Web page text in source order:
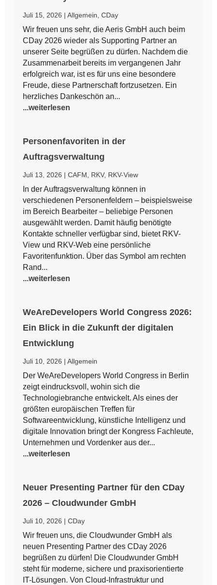
Juli 15, 2026 |Allgemein ,CDay
Wir freuen uns sehr, die Aeris GmbH auch beim
CDay 2026 wieder als Supporting Partner an
unserer Seite begrüßen zu dürfen. Nachdem die
Zusammenarbeit bereits im vergangenen Jahr
erfolgreich war, ist es für uns eine besondere
Freude, diese Partnerschaft fortzusetzen. Ein
herzliches Dankeschön an...
...weiterlesen
Personenfavoriten in der
Auftragsverwaltung
Juli 13, 2026 |CAFM RKV, RKV-View
In der Auftragsverwaltung können in
verschiedenen Personenfeldern – beispielsweise
im Bereich Bearbeiter – beliebige Personen
ausgewählt werden. Damit häufig benötigte
Kontakte schneller verfügbar sind, bietet RKV-
View und RKV-Web eine persönliche
Favoritenfunktion. Über das Symbol am rechten
Rand...
...weiterlesen
WeAreDevelopers World Congress 2026:
Ein Blick in die Zukunft der digitalen
Entwicklung
Juli 10, 2026 |Allgemein
Der WeAreDevelopers World Congress in Berlin
zeigt eindrucksvoll, wohin sich die
Technologiebranche entwickelt. Als eines der
größten europäischen Treffen für
Softwareentwicklung, künstliche Intelligenz und
digitale Innovation bringt der Kongress Fachleute,
Unternehmen und Vordenker aus der...
...weiterlesen
Neuer Presenting Partner für den CDay
2026 – Cloudwunder GmbH
Juli 10, 2026 |CDay
Wir freuen uns, die Cloudwunder GmbH als
neuen Presenting Partner des CDay 2026
begrüßen zu dürfen! Die Cloudwunder GmbH
steht für moderne, sichere und praxisorientierte
IT-Lösungen. Von Cloud-Infrastruktur und